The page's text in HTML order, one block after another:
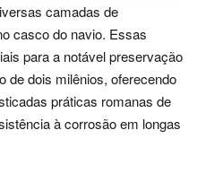
camadas de
casco do navio. Essas
para a notável preservação
de dois milênios, oferecendo
práticas romanas de
à corrosão em longas